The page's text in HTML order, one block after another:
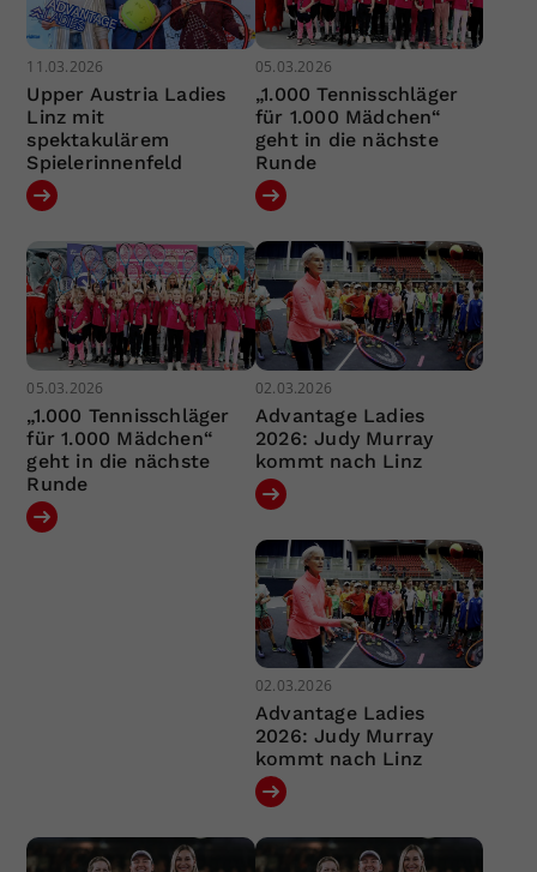
11.03.2026
Upper Austria Ladies
Linz mit
spektakulärem
Spielerinnenfeld
05.03.2026
„1.000 Tennisschläger
für 1.000 Mädchen“
geht in die nächste
Runde
05.03.2026
„1.000 Tennisschläger
für 1.000 Mädchen“
geht in die nächste
Runde
02.03.2026
Advantage Ladies
2026: Judy Murray
kommt nach Linz
02.03.2026
Advantage Ladies
2026: Judy Murray
kommt nach Linz